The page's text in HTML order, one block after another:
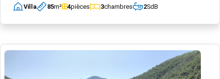
Villa 85m² 4pièces 3chambres 2SdB